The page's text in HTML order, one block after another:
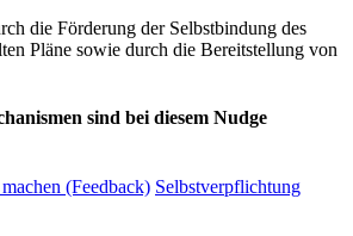
die Förderung der Selbstbindung des
Pläne sowie durch die Bereitstellung von
sind bei diesem Nudge
(Feedback) Selbstverpflichtung